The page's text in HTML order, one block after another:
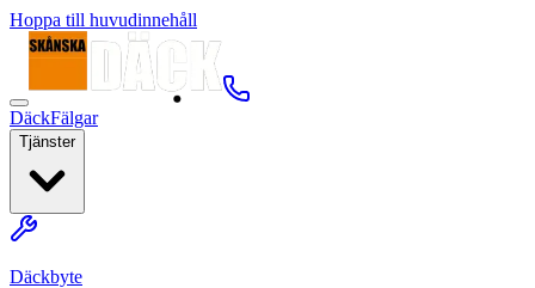
Hoppa till huvudinnehåll
DäckFälgar
Tjänster
Däckbyte